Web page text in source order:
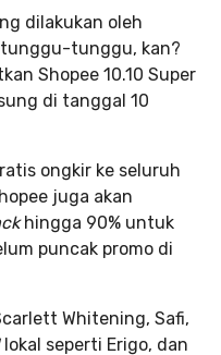
dilakukan oleh
tunggu, kan?
Shopee 10.10 Super
di tanggal 10
ongkir ke seluruh
juga akan
hingga 90% untuk
puncak promo di
Whitening, Safi,
lokal seperti Erigo, dan